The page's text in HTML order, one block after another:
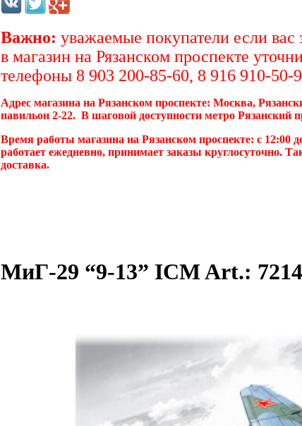
Важно: уважаемые покупатели если вас
в магазин на Рязанском проспекте
телефоны 8 903 200-85-60, 8 916 910-50-
Адрес магазина на Рязанском проспекте: Москва,
павильон 2-22. В шаговой доступности метро Рязанский
Время работы магазина на Рязанском проспекте: с
работает ежедневно, принимает заказы круглосуточно.
доставка.
МиГ-29 “9-13” ICM Art.: